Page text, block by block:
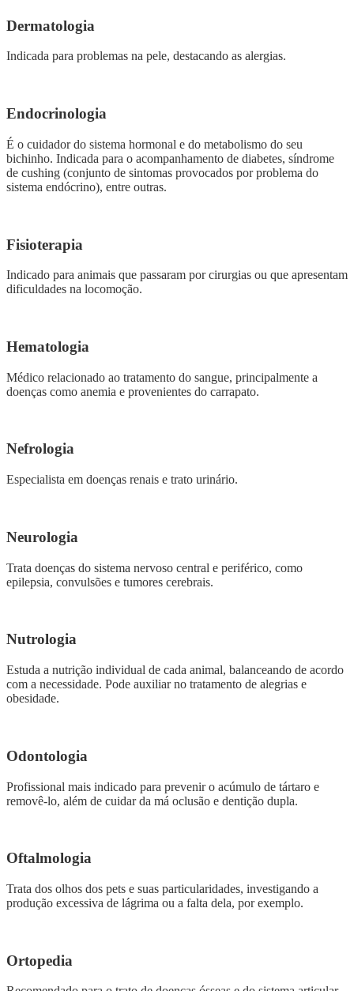
Dermatologia
Indicada para problemas na pele, destacando as alergias.
Endocrinologia
É o cuidador do sistema hormonal e do metabolismo do seu
bichinho. Indicada para o acompanhamento de diabetes, síndrome
de cushing (conjunto de sintomas provocados por problema do
sistema endócrino), entre outras.
Fisioterapia
Indicado para animais que passaram por cirurgias ou que apresentam
dificuldades na locomoção.
Hematologia
Médico relacionado ao tratamento do sangue, principalmente a
doenças como anemia e provenientes do carrapato.
Nefrologia
Especialista em doenças renais e trato urinário.
Neurologia
Trata doenças do sistema nervoso central e periférico, como
epilepsia, convulsões e tumores cerebrais.
Nutrologia
Estuda a nutrição individual de cada animal, balanceando de acordo
com a necessidade. Pode auxiliar no tratamento de alegrias e
obesidade.
Odontologia
Profissional mais indicado para prevenir o acúmulo de tártaro e
removê-lo, além de cuidar da má oclusão e dentição dupla.
Oftalmologia
Trata dos olhos dos pets e suas particularidades, investigando a
produção excessiva de lágrima ou a falta dela, por exemplo.
Ortopedia